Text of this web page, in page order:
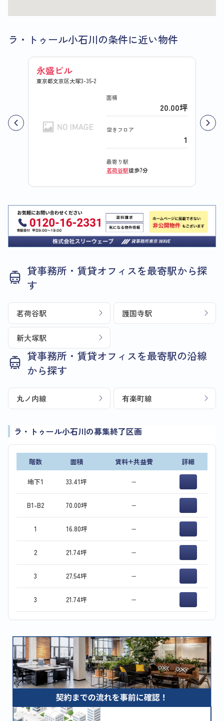
ラ・トゥール小石川の条件に近い物件
永盛ビル
東京都文京区大塚3-35-2
面積
20.00坪
空きフロア
1
最寄り駅
茗荷谷駅徒歩7分
貸事務所・賃貸オフィスを最寄駅から探
す
茗荷谷駅 護国寺駅
新大塚駅
貸事務所・賃貸オフィスを最寄駅の沿線
から探す
丸ノ内線 有楽町線
ラ・トゥール小石川の募集終了区画
階数 面積 賃料+共益費 詳細
地下1 33.41坪 −
B1-B2 70.00坪 −
1 16.80坪 −
2 21.74坪 −
3 27.54坪 −
3 21.74坪 −